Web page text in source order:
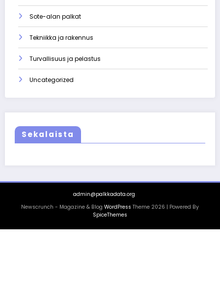
Sote-alan palkat
Tekniikka ja rakennus
Turvallisuus ja pelastus
Uncategorized
Sekalaista
admin@palkkadata.org
Newscrunch - Magazine & Blog WordPress Theme 2026 | Powered By
SpiceThemes